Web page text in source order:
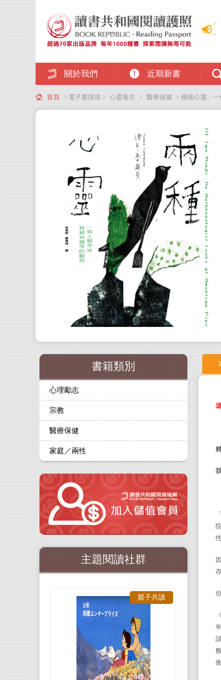
關於我們 近期新書
首頁 > 電子書搜尋 > 心靈養生 > 醫療保健 > 兩種心靈：
書籍類別
心理勵志
宗教
醫療保健
家庭／兩性
主題閱讀社群
親子共讀